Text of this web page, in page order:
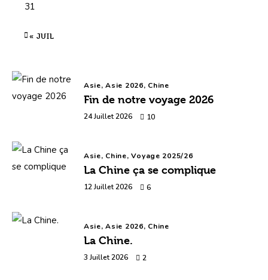
31
« JUIL
Asie,Asie 2026, Chine
Fin de notre voyage 2026
24 Juillet 2026 10
Asie, Chine,Voyage 2025/26
La Chine ça se complique
12 Juillet 2026 6
Asie,Asie 2026, Chine
La Chine.
3 Juillet 2026 2